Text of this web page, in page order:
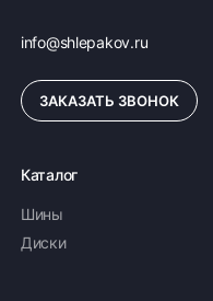
info@shlepakov.ru
ЗАКАЗАТЬ ЗВОНОК
Каталог
Шины
Диски